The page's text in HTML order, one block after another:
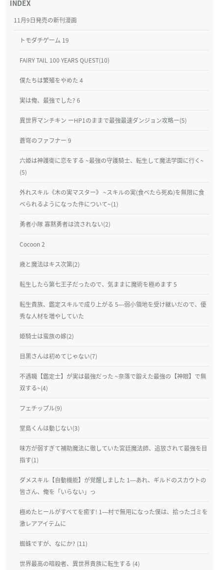
11月9日発売の新刊漫画
トモダチゲーム 19
FAIRY TAIL 100 YEARS QUEST(10)
僕たちは繁殖をやめた 4
実は俺、最強でした? 6
異世界マンチキン ーHP1のままで最強最速ダンジョン攻略ー(5)
蒼穹のファフナー 9
六姫は神護衛に恋をする ~最強の守護騎士、転生して魔法学園に行く~
(5)
外れスキル《木の実マスター》 ~スキルの実(食べたら死ぬ)を無限に食
べられるようになった件について~(1)
勇者小隊 寡黙勇者は流されない(2)
Cocoon 2
歳と魔法はキス次第(2)
転生したら第七王子だったので、気ままに魔術を極めます 5
転生貴族、鑑定スキルで成り上がる 5―弱小領地を受け継いだので、優
秀な人材を増やしていた
姫騎士は蛮族の嫁(2)
目黒さんは初めてじゃない(7)
不遇職【鑑定士】が実は最強だった ~奈落で鍛えた最強の【神眼】で無
双する~(4)
フェチップル(9)
堂島くんは動じない(3)
味方が弱すぎて補助魔法に徹していた宮廷魔法師、追放されて最強を目
指す(1)
ダメスキル【自動機能】が覚醒しました 1―あれ、ギルドのスカウトの
皆さん、俺を「いらない」っ
極めたヒールがすべてを癒す! 1―村で無用になった僕は、拾ったゴミを
激レアアイテムに
蜘蛛ですが、なにか? (11)
世界最高の暗殺者、異世界貴族に転生する (4)